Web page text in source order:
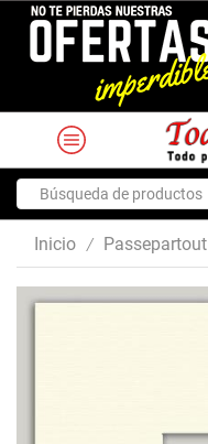
Inicio / Passepartout